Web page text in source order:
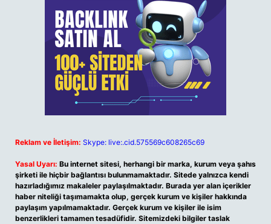
Reklam ve İletişim: Skype: live:.cid.575569c608265c69
Yasal Uyarı: Bu internet sitesi, herhangi bir marka, kurum veya şahıs
şirketi ile hiçbir bağlantısı bulunmamaktadır. Sitede yalnızca kendi
hazırladığımız makaleler paylaşılmaktadır. Burada yer alan içerikler
haber niteliği taşımamakta olup, gerçek kurum ve kişiler hakkında
paylaşım yapılmamaktadır. Gerçek kurum ve kişiler ile isim
benzerlikleri tamamen tesadüfidir. Sitemizdeki bilgiler taslak